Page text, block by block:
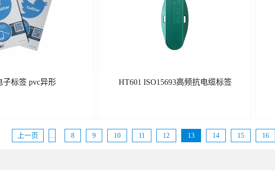
了解更多 了解更多
子标签 pvc异形 HT601 ISO15693高频抗电缆标签
上一页 ... 8 9 10 11 12 13 14 15 16